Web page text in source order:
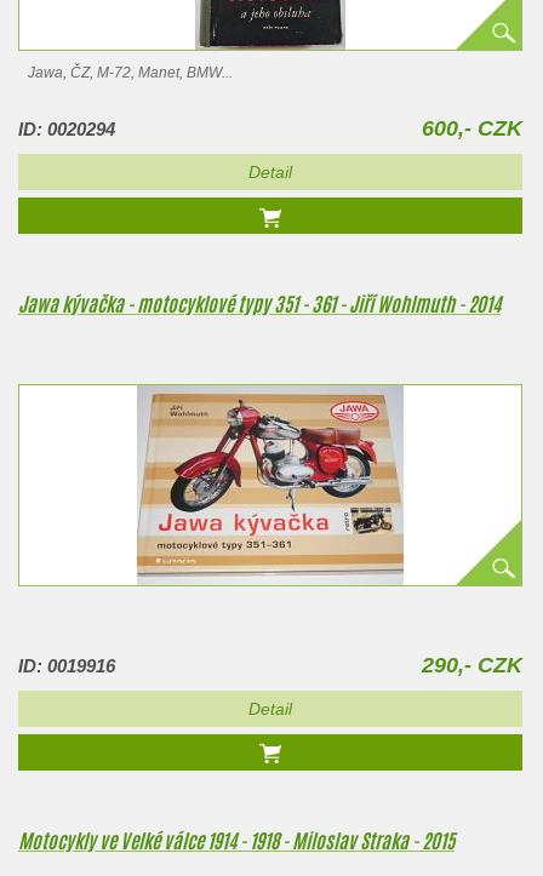
Jawa, ČZ, M-72, Manet, BMW...
ID: 0020294 600,- CZK
Detail
Jawa kývačka - motocyklové typy 351 - 361 - Jiří Wohlmuth - 2014
ID: 0019916 290,- CZK
Detail
Motocykly ve Velké válce 1914 - 1918 - Miloslav Straka - 2015